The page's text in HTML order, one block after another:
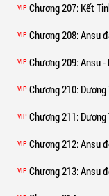
VIP Chương 207: Kết
VIP Chương 208: Ansu
VIP Chương 209: Ansu
VIP Chương 210: Dương
VIP Chương 211: Dương Tử
VIP Chương 212: Ansu đem
VIP Chương 213: Ansu đem